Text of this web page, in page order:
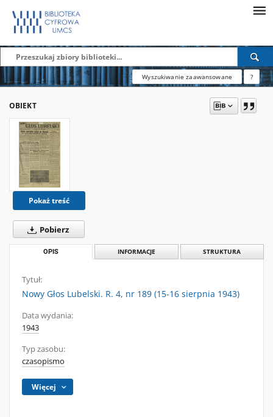
Wyszukiwanie zaawansowane ?
OBIEKT
Pokaż treść
Pobierz
OPIS INFORMACJE STRUKTURA
Tytuł:
Nowy Głos Lubelski. R. 4, nr 189 (15-16 sierpnia 1943)
Data wydania:
1943
Typ zasobu:
czasopismo
Więcej